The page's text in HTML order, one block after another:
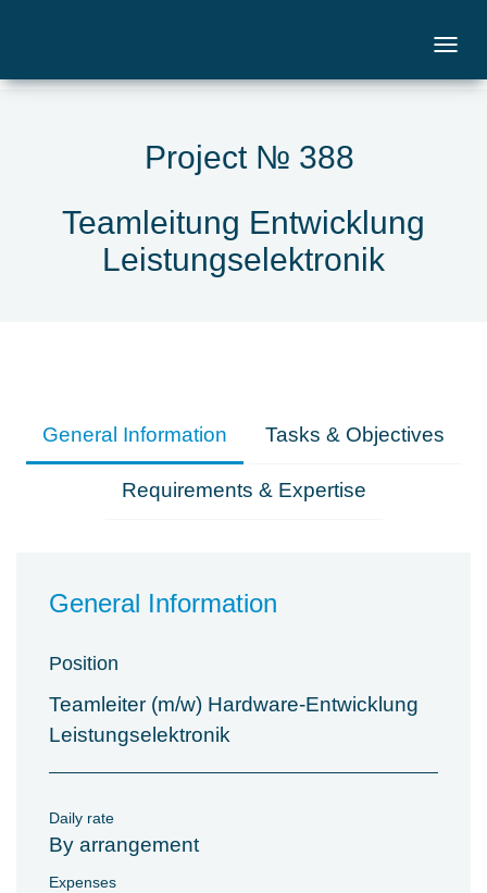
Project № 388
Teamleitung Entwicklung
Leistungselektronik
General Information Tasks & Objectives
Requirements & Expertise
General Information
Position
Teamleiter (m/w) Hardware-Entwicklung
Leistungselektronik
Daily rate
By arrangement
Expenses